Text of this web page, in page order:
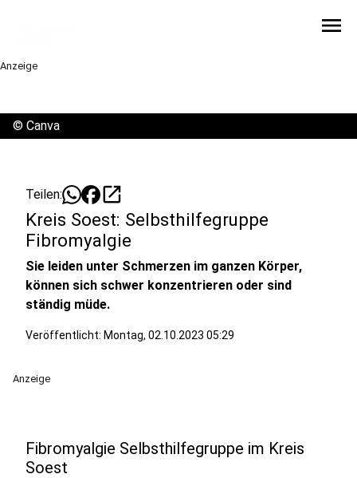
menu
Anzeige
© Canva
Teilen: open_in_new
Kreis Soest: Selbsthilfegruppe
Fibromyalgie
Sie leiden unter Schmerzen im ganzen Körper,
können sich schwer konzentrieren oder sind
ständig müde.
Veröffentlicht: Montag, 02.10.2023 05:29
Anzeige
Fibromyalgie Selbsthilfegruppe im Kreis
Soest